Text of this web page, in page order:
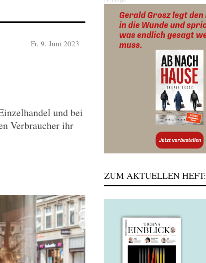
Fr, 9. Juni 2023
und bei
Verbraucher ihr
ZUM AKTUELLEN HEFT: